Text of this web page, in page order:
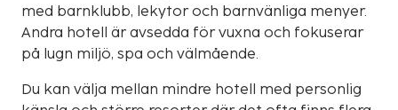
med barnklubb, lekytor och barnvänliga menyer.
Andra hotell är avsedda för vuxna och fokuserar
på lugn miljö, spa och välmående.
Du kan välja mellan mindre hotell med personlig